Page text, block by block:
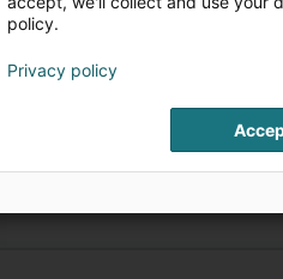
(Minsbech)
policy.
Privacy policy